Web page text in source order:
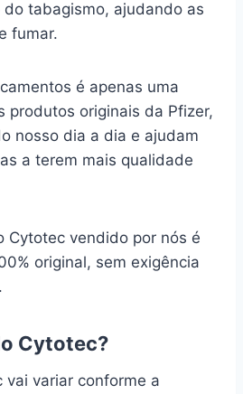
do tabagismo, ajudando as
fumar.
é apenas uma
produtos originais da Pfizer,
nosso dia a dia e ajudam
a terem mais qualidade
Cytotec vendido por nós é
original, sem exigência
Cytotec?
vai variar conforme a